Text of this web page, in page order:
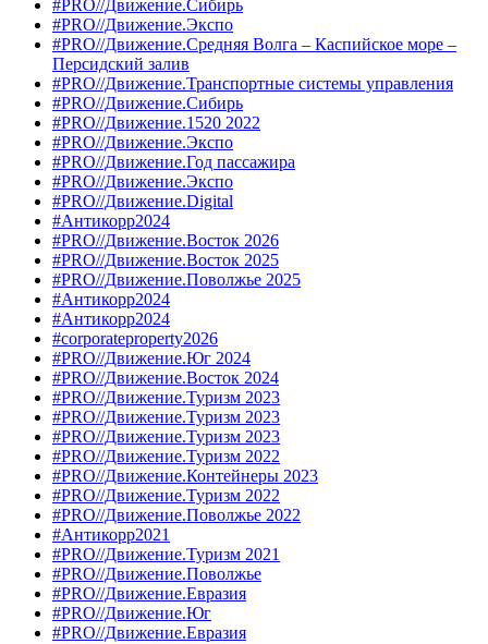
#PRO//Движение.Сибирь
#PRO//Движение.Экспо
#PRO//Движение.Средняя Волга – Каспийское море –
Персидский залив
#PRO//Движение.Транспортные системы управления
#PRO//Движение.Сибирь
#PRO//Движение.1520 2022
#PRO//Движение.Экспо
#PRO//Движение.Год пассажира
#PRO//Движение.Экспо
#PRO//Движение.Digital
#Антикорр2024
#PRO//Движение.Восток 2026
#PRO//Движение.Восток 2025
#PRO//Движение.Поволжье 2025
#Антикорр2024
#Антикорр2024
#corporateproperty2026
#PRO//Движение.Юг 2024
#PRO//Движение.Восток 2024
#PRO//Движение.Туризм 2023
#PRO//Движение.Туризм 2023
#PRO//Движение.Туризм 2023
#PRO//Движение.Туризм 2022
#PRO//Движение.Контейнеры 2023
#PRO//Движение.Туризм 2022
#PRO//Движение.Поволжье 2022
#Антикорр2021
#PRO//Движение.Туризм 2021
#PRO//Движение.Поволжье
#PRO//Движение.Евразия
#PRO//Движение.Юг
#PRO//Движение.Евразия